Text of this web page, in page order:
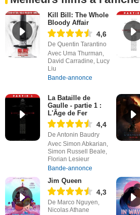
Kill Bill: The Whole
Bloody Affair
4,6
De Quentin Tarantino
Avec Uma Thurman,
David Carradine, Lucy
Liu
Bande-annonce
La Bataille de
Gaulle - partie 1 :
L'Âge de Fer
4,4
De Antonin Baudry
Avec Simon Abkarian,
Simon Russell Beale,
Florian Lesieur
Bande-annonce
Jim Queen
4,3
De Marco Nguyen,
Nicolas Athane